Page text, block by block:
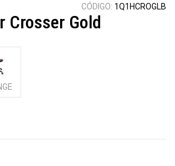
CÓDIGO: 1Q1HCROGLB
Crosser Gold